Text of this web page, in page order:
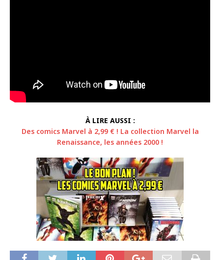
À LIRE AUSSI :
Des comics Marvel à 2,99 € ! La collection Marvel la
Renaissance, les années 2000 !